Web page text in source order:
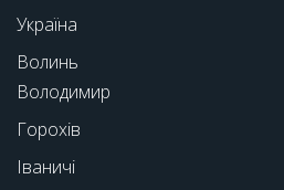
Україна
Волинь
Володимир
Горохів
Іваничі